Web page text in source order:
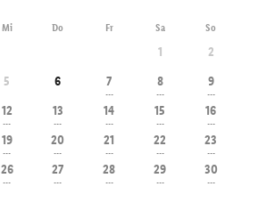
Mi Do Fr Sa So
1
2
5 6 7
---
8
---
9
---
12
---
13
---
14
---
15
---
16
---
19
---
20
---
21
---
22
---
23
---
26
---
27
---
28
---
29
---
30
---